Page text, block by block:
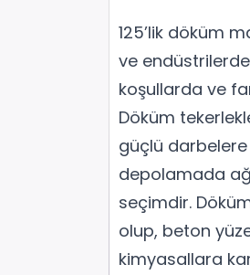
125’lik döküm
ve endüstrilerde
koşullarda ve
Döküm
güçlü
depolamada
seçimdir.
olup, beton
kimyasallara